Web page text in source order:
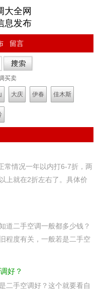
大全网
息发布
留言
买卖
大庆 伊春 佳木斯
常情况一年以内打6-7折，两
上就在2折左右了。具体价
道二手空调一般都多少钱？
程度有关，一般若是二手空
好？
二手空调好？这个就要看自